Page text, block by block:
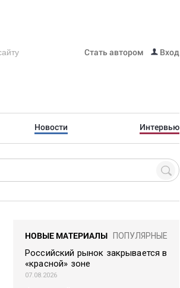
Стать автором Вход
Новости Интервью
НОВЫЕ МАТЕРИАЛЫ ПОПУЛЯРНЫЕ
Российский рынок закрывается в
«красной» зоне
07.08.2026